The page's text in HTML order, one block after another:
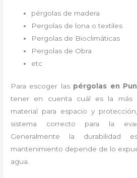
pérgolas de madera
Pergolas de lona o textiles
Pergolas de Bioclimáticas
Pergolas de Obra
etc
Para escoger las pérgolas en
tener en cuenta cuál es la más
material para espacio y
sistema correcto para la
Generalmente la
mantenimiento depende de lo
agua.